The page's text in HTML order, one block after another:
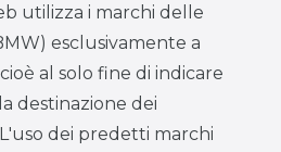
utilizza i marchi delle
esclusivamente a
al solo fine di indicare
destinazione dei
dei predetti marchi